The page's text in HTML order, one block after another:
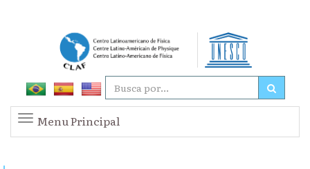
Menu Principal